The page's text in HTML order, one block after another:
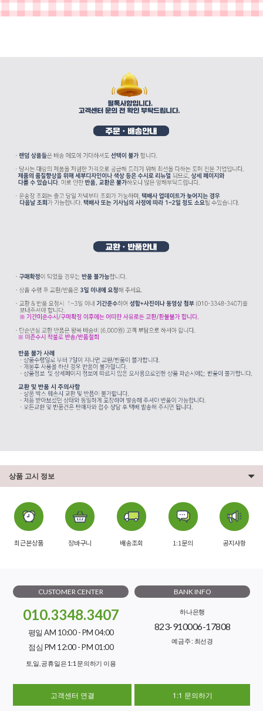
상품 고시 정보
최근본상품 장바구니 배송조회 1:1문의 공지사항
CUSTOMER CENTER
010.3348.3407
평일 AM 10:00 - PM 04:00
점심 PM 12:00 - PM 01:00
토,일, 공휴일은 1:1 문의하기 이용
BANK INFO
하나은행
823-910006-17808
예금주 : 최선경
고객센터 연결 1:1 문의하기